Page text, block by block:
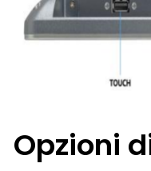
Opzioni